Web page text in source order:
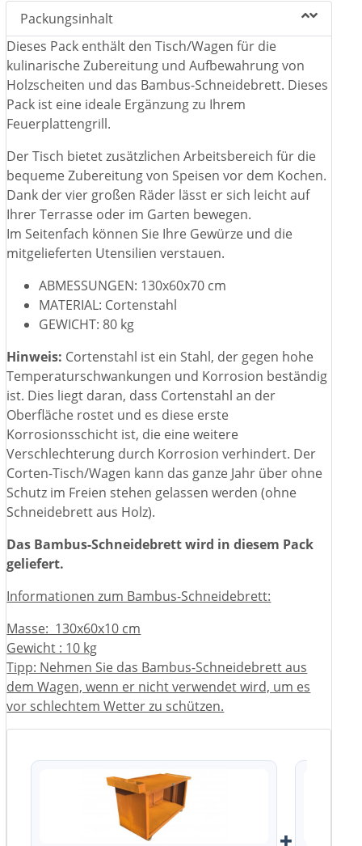
Packungsinhalt
Dieses Pack enthält den Tisch/Wagen für die
kulinarische Zubereitung und Aufbewahrung von
Holzscheiten und das Bambus-Schneidebrett. Dieses
Pack ist eine ideale Ergänzung zu Ihrem
Feuerplattengrill.
Der Tisch bietet zusätzlichen Arbeitsbereich für die
bequeme Zubereitung von Speisen vor dem Kochen.
Dank der vier großen Räder lässt er sich leicht auf
Ihrer Terrasse oder im Garten bewegen.
Im Seitenfach können Sie Ihre Gewürze und die
mitgelieferten Utensilien verstauen.
ABMESSUNGEN: 130x60x70 cm
MATERIAL: Cortenstahl
GEWICHT: 80 kg
Hinweis: Cortenstahl ist ein Stahl, der gegen hohe
Temperaturschwankungen und Korrosion beständig
ist. Dies liegt daran, dass Cortenstahl an der
Oberfläche rostet und es diese erste
Korrosionsschicht ist, die eine weitere
Verschlechterung durch Korrosion verhindert. Der
Corten-Tisch/Wagen kann das ganze Jahr über ohne
Schutz im Freien stehen gelassen werden (ohne
Schneidebrett aus Holz).
Das Bambus-Schneidebrett wird in diesem Pack
geliefert.
Informationen zum Bambus-Schneidebrett:
Masse: 130x60x10 cm
Gewicht : 10 kg
Tipp: Nehmen Sie das Bambus-Schneidebrett aus
dem Wagen, wenn er nicht verwendet wird, um es
vor schlechtem Wetter zu schützen.